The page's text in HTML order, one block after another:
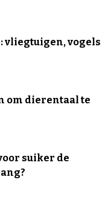
vliegtuigen, vogels
om dierentaal te
suiker de